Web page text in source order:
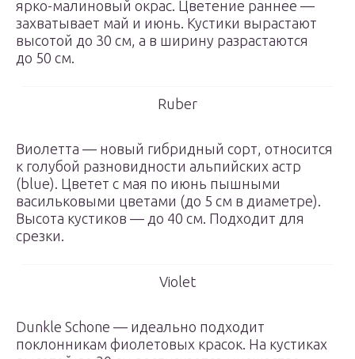
ярко-малиновый окрас. Цветение раннее —
захватывает май и июнь. Кустики вырастают
высотой до 30 см, а в ширину разрастаются
до 50 см.
Ruber
Виолетта — новый гибридный сорт, относится
к голубой разновидности альпийских астр
(blue). Цветет с мая по июнь пышными
васильковыми цветами (до 5 см в диаметре).
Высота кустиков — до 40 см. Подходит для
срезки.
Violet
Dunkle Schone — идеально подходит
поклонникам фиолетовых красок. На кустиках